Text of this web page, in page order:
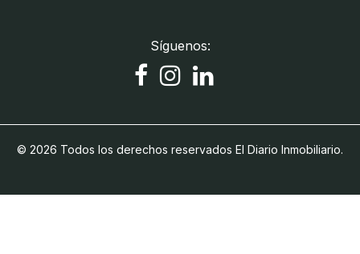
Síguenos:
© 2026 Todos los derechos reservados El Diario Inmobiliario.